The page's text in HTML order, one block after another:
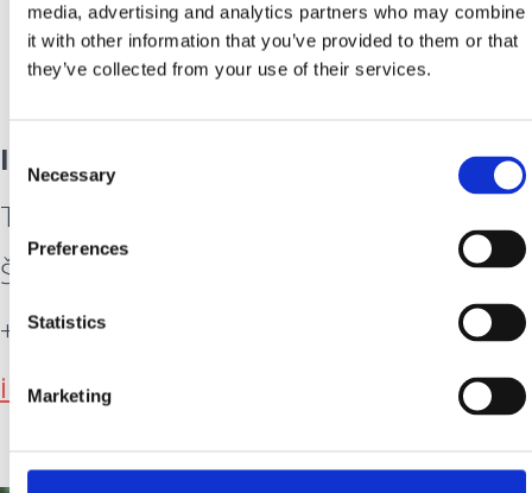
media, advertising and analytics partners who may combine
it with other information that you’ve provided to them or that
they’ve collected from your use of their services.
Selection
Necessary
Preferences
Statistics
Marketing
INFO:
Turističko-informativni centar Selce
Šetalište Ivana Jeličića 1, 51266 Selce
+385 51 765 165
info@tzg-crikvenice.hr